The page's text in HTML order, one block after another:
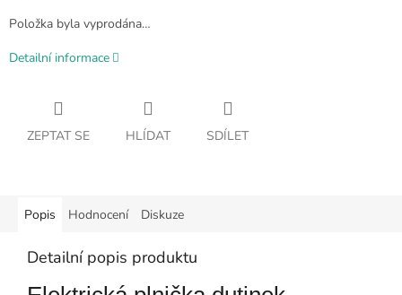
Položka byla vyprodána…
Detailní informace
ZEPTAT SE HLÍDAT SDÍLET
Popis Hodnocení Diskuze
Detailní popis produktu